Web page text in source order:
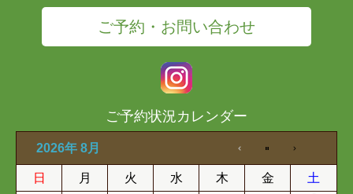
ご予約・お問い合わせ
ご予約状況カレンダー
2026年 8月
日 月 火 水 木 金 土